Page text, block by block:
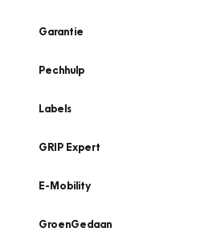
Garantie
Pechhulp
Labels
GRIP Expert
E-Mobility
GroenGedaan